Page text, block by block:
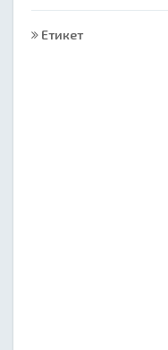
Етикет